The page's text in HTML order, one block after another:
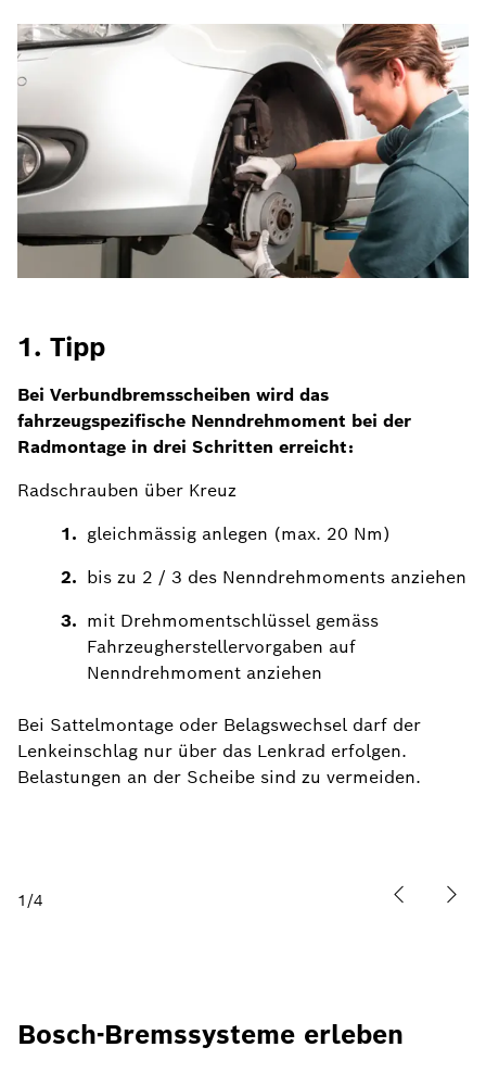
1. Tipp
Bei Verbundbremsscheiben wird das
fahrzeugspezifische Nenndrehmoment bei der
Radmontage in drei Schritten erreicht:
Radschrauben über Kreuz
gleichmässig anlegen (max. 20 Nm)
bis zu 2 / 3 des Nenndrehmoments anziehen
mit Drehmomentschlüssel gemäss
Fahrzeugherstellervorgaben auf
Nenndrehmoment anziehen
Bei Sattelmontage oder Belagswechsel darf der
Lenkeinschlag nur über das Lenkrad erfolgen.
Belastungen an der Scheibe sind zu vermeiden.
1 /4
Bosch-Bremssysteme erleben